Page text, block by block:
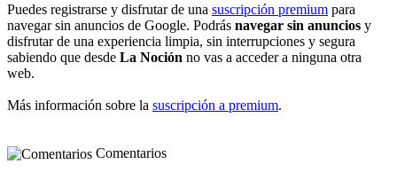
Puedes registrarse y disfrutar de una suscripción premium para
navegar sin anuncios de Google. Podrás navegar sin anuncios y
disfrutar de una experiencia limpia, sin interrupciones y segura
sabiendo que desde La Noción no vas a acceder a ninguna otra
web.
Más información sobre la suscripción a premium.
Comentarios